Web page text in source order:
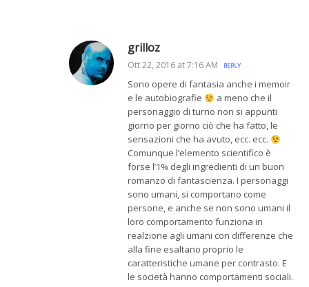
grilloz
Ott 22, 2016 at 7:16 AM REPLY
Sono opere di fantasia anche i memoir
e le autobiografie
a meno che il
personaggio di turno non si appunti
giorno per giorno ciò che ha fatto, le
sensazioni che ha avuto, ecc. ecc.
Comunque l’elemento scientifico è
forse l’1% degli ingredienti di un buon
romanzo di fantascienza. I personaggi
sono umani, si comportano come
persone, e anche se non sono umani il
loro comportamento funziona in
realzione agli umani con differenze che
alla fine esaltano proprio le
caratteristiche umane per contrasto. E
le società hanno comportamenti sociali.